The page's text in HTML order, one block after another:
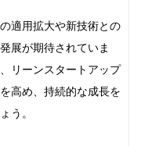
適用拡大や新技術との
展が期待されていま
リーンスタートアップ
高め、持続的な成長を
う。